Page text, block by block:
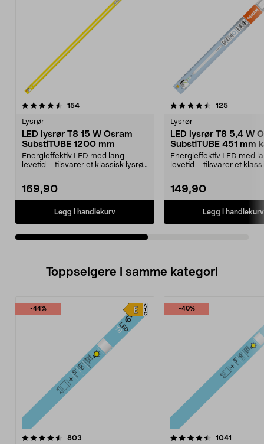
154anmeldelser
Lysrør
LED lysrør T8 15 W Osram
SubstiTUBE 1200 mm
Energieffektiv LED med lang
levetid – tilsvarer et klassisk lysrør
169,90
Legg i handlekurv
4.5av 5 stjerner 125
Lysrør
LED lysrør T8 5,4 W
SubstiTUBE 451 mm
Energieffektiv LED med
levetid – tilsvarer et
149,90
Legg i handlekurv
4.5av 5 stjerner
Toppselgere i samme kategori
-44%
803
-40%
4.5 av 5 stjerner 1041
4.5 av 5 stjerner